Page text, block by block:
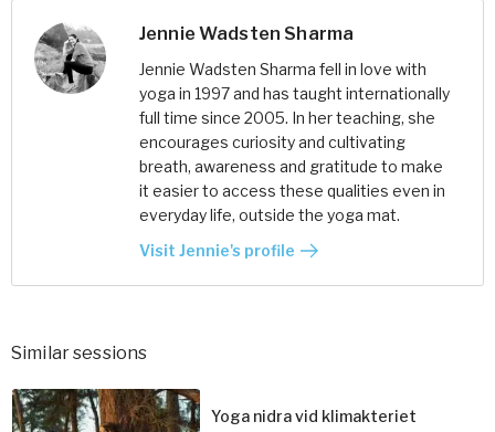
Jennie Wadsten Sharma
Jennie Wadsten Sharma fell in love with
yoga in 1997 and has taught internationally
full time since 2005. In her teaching, she
encourages curiosity and cultivating
breath, awareness and gratitude to make
it easier to access these qualities even in
everyday life, outside the yoga mat.
Visit Jennie's profile
Similar sessions
Yoga nidra vid klimakteriet